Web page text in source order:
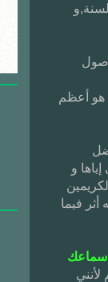
وجل.وهذا هو أعظم
و
فيما
سماعك